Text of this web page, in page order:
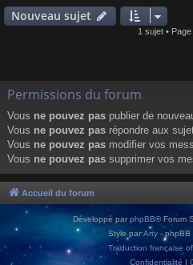
Nouveau sujet
1 sujet • Page
Permissions du forum
Vous ne pouvez pas publier de
Vous ne pouvez pas répondre aux
Vous ne pouvez pas modifier vos
Vous ne pouvez pas supprimer vos
Accueil du forum
Développé par phpBB® Forum
Style parArty - phpBB
Traduction française
Confidentialité |